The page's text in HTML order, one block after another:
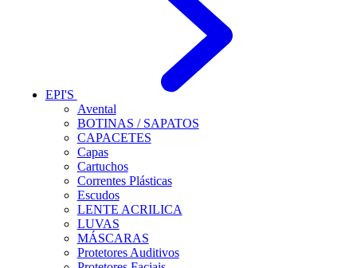
EPI'S
Avental
BOTINAS / SAPATOS
CAPACETES
Capas
Cartuchos
Correntes Plásticas
Escudos
LENTE ACRILICA
LUVAS
MÁSCARAS
Protetores Auditivos